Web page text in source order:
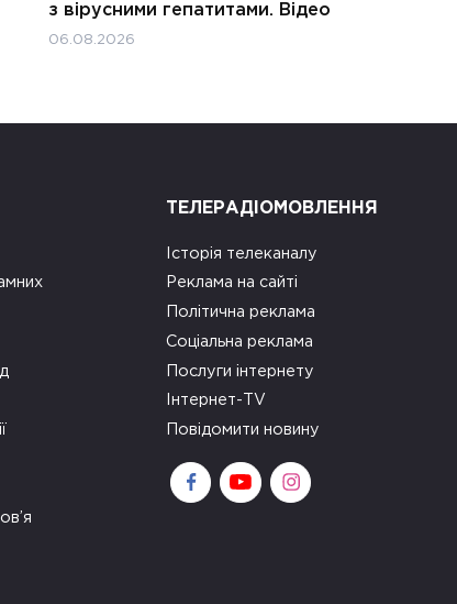
з вірусними гепатитами. Відео
06.08.2026
ТЕЛЕРАДІОМОВЛЕННЯ
Історія телеканалу
Реклама на сайті
Політична реклама
Соціальна реклама
Послуги інтернету
Інтернет-TV
Повідомити новину